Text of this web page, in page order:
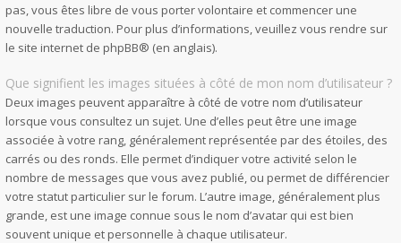
pas, vous êtes libre de vous porter volontaire et commencer une
nouvelle traduction. Pour plus d’informations, veuillez vous rendre sur
le site internet de phpBB® (en anglais).
Que signifient les images situées à côté de mon nom d’utilisateur ?
Deux images peuvent apparaître à côté de votre nom d’utilisateur
lorsque vous consultez un sujet. Une d’elles peut être une image
associée à votre rang, généralement représentée par des étoiles, des
carrés ou des ronds. Elle permet d’indiquer votre activité selon le
nombre de messages que vous avez publié, ou permet de différencier
votre statut particulier sur le forum. L’autre image, généralement plus
grande, est une image connue sous le nom d’avatar qui est bien
souvent unique et personnelle à chaque utilisateur.